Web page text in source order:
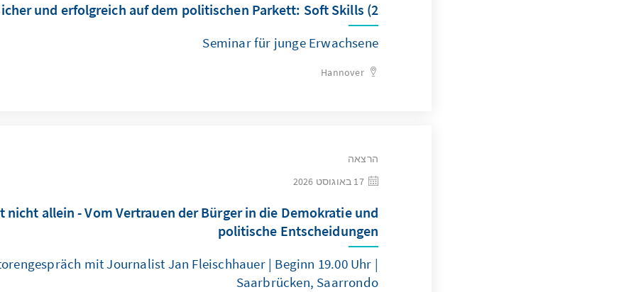
und erfolgreich auf dem politischen Parkett: Soft Skills (2)
Seminar für junge Erwachsene
Hannover
הרצאה
17 באוגוסט 2026
nicht allein - Vom Vertrauen der Bürger in die Demokratie und
politische Entscheidungen
mit Journalist Jan Fleischhauer | Beginn 19.00 Uhr |
Saarbrücken, Saarrondo